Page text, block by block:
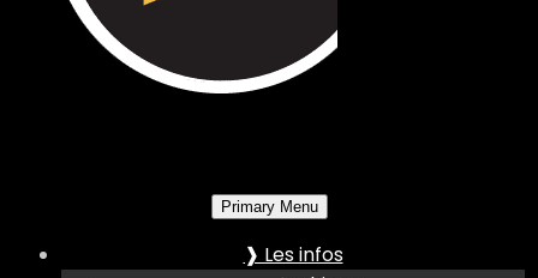
Primary Menu
❱ Les infos